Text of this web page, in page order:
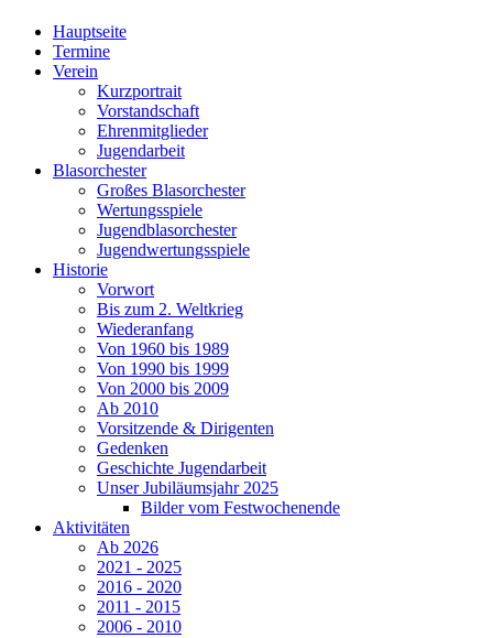
Hauptseite
Termine
Verein
Kurzportrait
Vorstandschaft
Ehrenmitglieder
Jugendarbeit
Blasorchester
Großes Blasorchester
Wertungsspiele
Jugendblasorchester
Jugendwertungsspiele
Historie
Vorwort
Bis zum 2. Weltkrieg
Wiederanfang
Von 1960 bis 1989
Von 1990 bis 1999
Von 2000 bis 2009
Ab 2010
Vorsitzende & Dirigenten
Gedenken
Geschichte Jugendarbeit
Unser Jubiläumsjahr 2025
Bilder vom Festwochenende
Aktivitäten
Ab 2026
2021 - 2025
2016 - 2020
2011 - 2015
2006 - 2010